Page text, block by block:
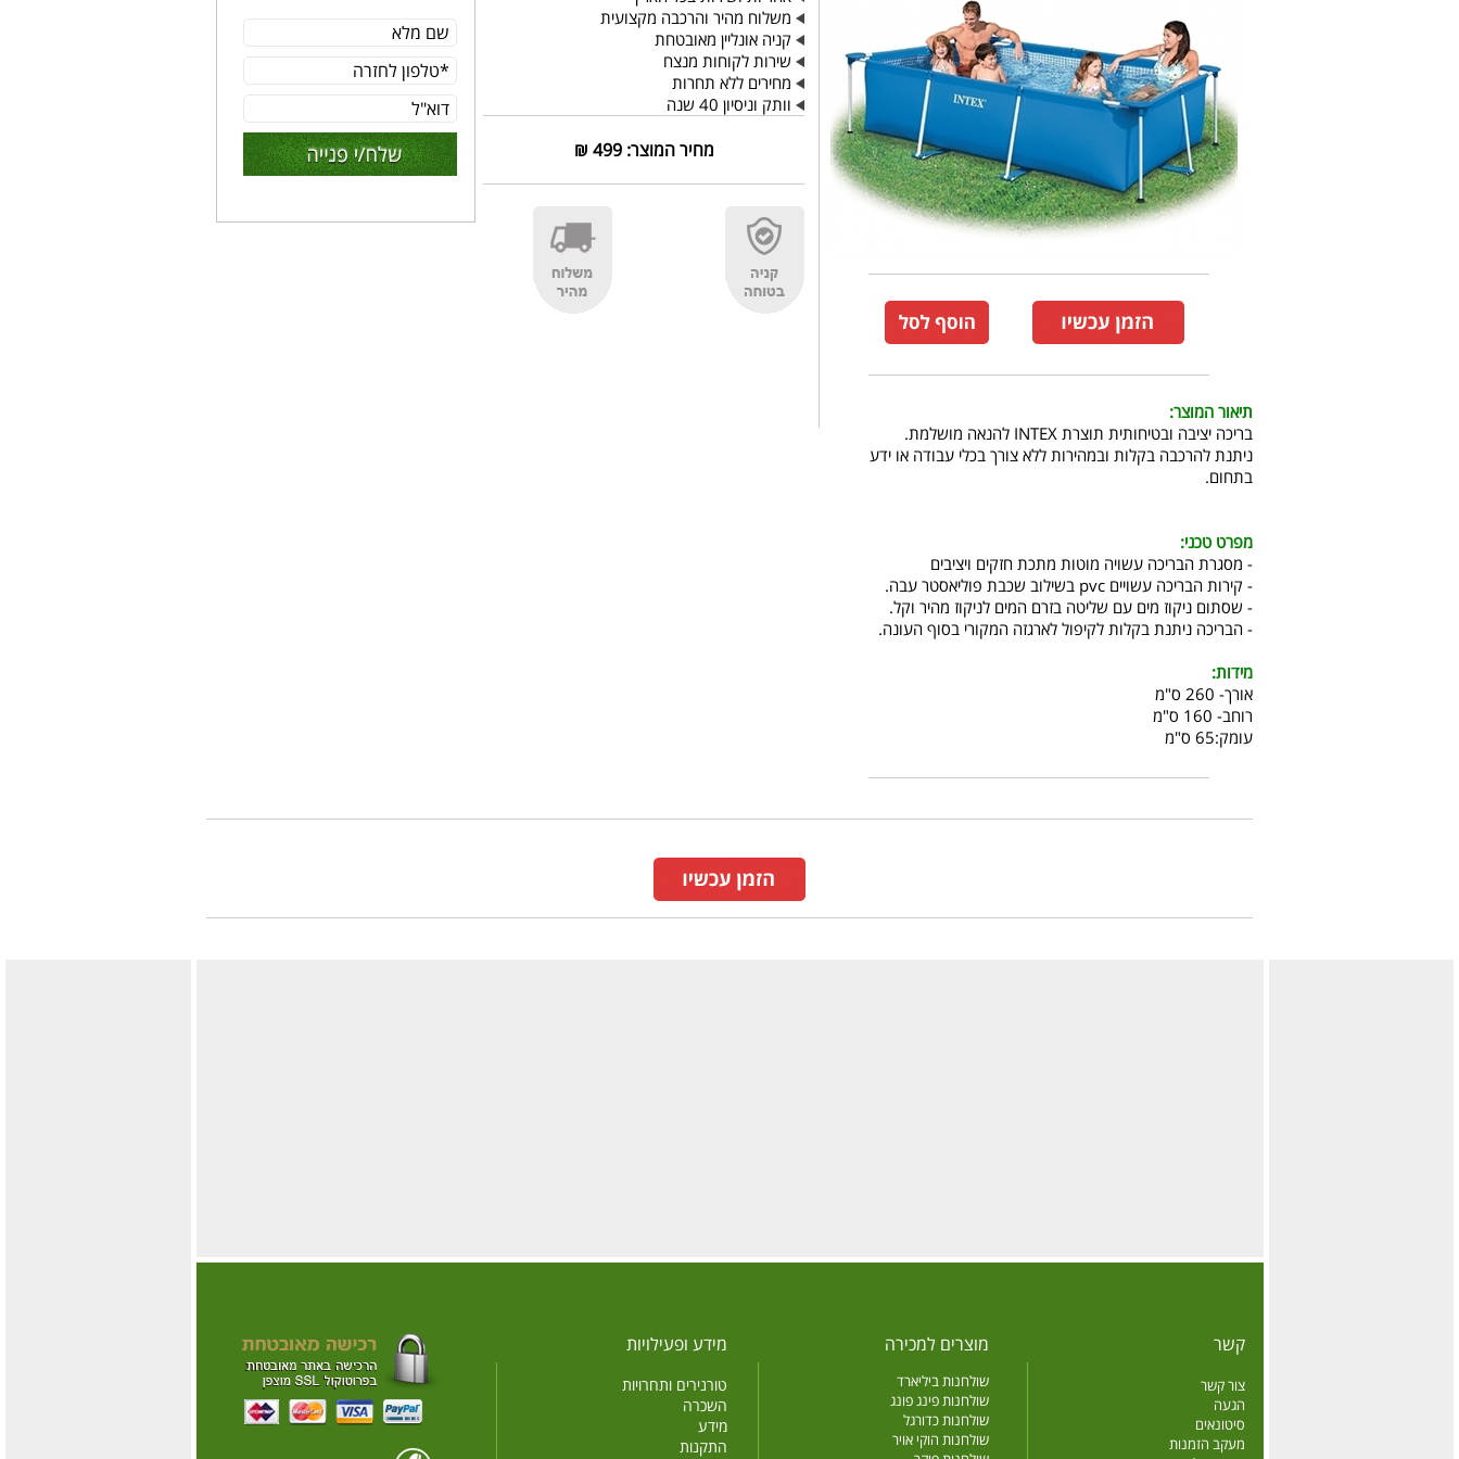
תיאור המוצר:
בריכה יציבה ובטיחותית תוצרת INTEX להנאה מושלמת.
ניתנת להרכבה בקלות ובמהירות ללא צורך בכלי עבודה או ידע
בתחום.
מפרט טכני:
- מסגרת הבריכה עשויה מוטות מתכת חזקים ויציבים
- קירות הבריכה עשויים pvc בשילוב שכבת פוליאסטר עבה.
- שסתום ניקוז מים עם שליטה בזרם המים לניקוז מהיר וקל.
- הבריכה ניתנת בקלות לקיפול לארגזה המקורי בסוף העונה.
מידות:
אורך- 260 ס"מ
רוחב- 160 ס"מ
עומק:65 ס"מ
משלוח מהיר והרכבה מקצועית
קניה אונליין מאובטחת
שירות לקוחות מנצח
מחירים ללא תחרות
וותק וניסיון 40 שנה
מחיר המוצר:499
₪
קשר
צור קשר
הגעה
סיטונאים
מעקב הזמנות
מוצרים למכירה
שולחנות ביליארד
שולחנות פינג פונג
שולחנות כדורגל
שולחנות הוקי אויר
מידע ופעילויות
טורנירים ותחרויות
השכרה
מידע
התקנות